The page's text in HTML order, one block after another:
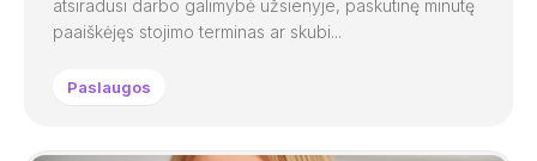
atsiradusi darbo galimybė užsienyje, paskutinę minutę
paaiškėjęs stojimo terminas ar skubi...
Paslaugos